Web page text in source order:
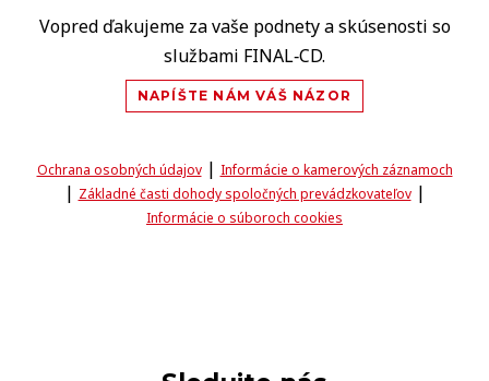
Vopred ďakujeme za vaše podnety a skúsenosti so
službami FINAL‑CD.
NAPÍŠTE NÁM VÁŠ NÁZOR
Ochrana osobných údajov| Informácie o kamerových záznamoch
| Základné časti dohody spoločných prevádzkovateľov|
Informácie o súboroch cookies